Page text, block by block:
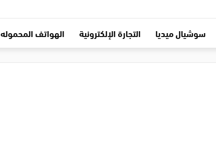
سوشيال ميديا التجارة الإلكترونية الهواتف المحموله